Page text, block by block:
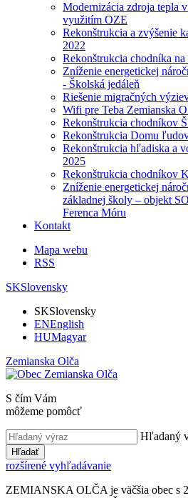
Modernizácia zdroja tepla
využitím OZE
Rekonštrukcia a zvýšenie
2022
Rekonštrukcia chodníka
Zníženie energetickej
- Školská jedáleň
Riešenie migračných
Wifi pre Teba Zemianska
Rekonštrukcia chodníkov
Rekonštrukcia Domu
Rekonštrukcia hľadiska a
2025
Rekonštrukcia chodníkov
Zníženie energetickej
základnej školy – objekt
Ferenca Móru
Kontakt
Mapa webu
RSS
SKSlovensky
SKSlovensky
ENEnglish
HUMagyar
Zemianska Olča
S čím Vám
môžeme pomôcť
Hľadaný
Hľadať
rozšírené vyhľadávanie
ZEMIANSKA OLČA je väčšia obec s